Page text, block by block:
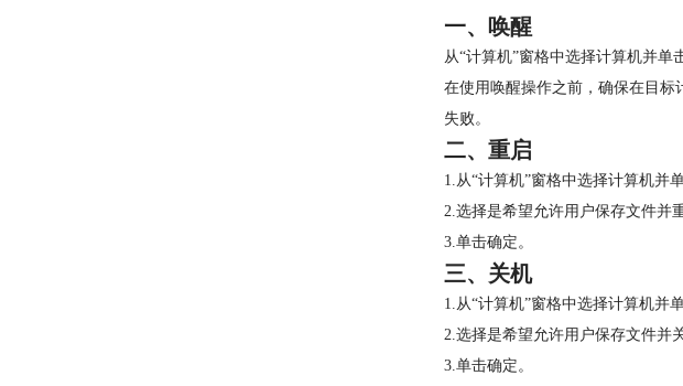
一、唤醒
从“计算机”窗格中选择计算机并单
在使用唤醒操作之前，确保在目
失败。
二、重启
1.从“计算机”窗格中选择计算机并
2.选择是希望允许用户保存文件并
3.单击确定。
三、关机
1.从“计算机”窗格中选择计算机并
2.选择是希望允许用户保存文件并
3.单击确定。